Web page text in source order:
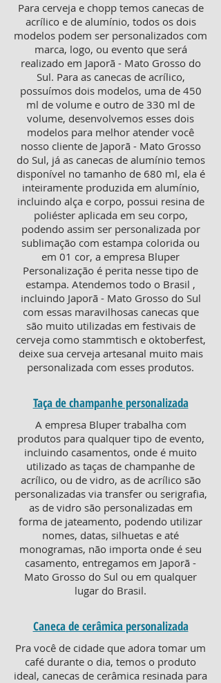
Para cerveja e chopp temos canecas de
acrílico e de alumínio, todos os dois
modelos podem ser personalizados com
marca, logo, ou evento que será
realizado em Japorã - Mato Grosso do
Sul. Para as canecas de acrílico,
possuímos dois modelos, uma de 450
ml de volume e outro de 330 ml de
volume, desenvolvemos esses dois
modelos para melhor atender você
nosso cliente de Japorã - Mato Grosso
do Sul, já as canecas de alumínio temos
disponível no tamanho de 680 ml, ela é
inteiramente produzida em alumínio,
incluindo alça e corpo, possui resina de
poliéster aplicada em seu corpo,
podendo assim ser personalizada por
sublimação com estampa colorida ou
em 01 cor, a empresa Bluper
Personalização é perita nesse tipo de
estampa. Atendemos todo o Brasil ,
incluindo Japorã - Mato Grosso do Sul
com essas maravilhosas canecas que
são muito utilizadas em festivais de
cerveja como stammtisch e oktoberfest,
deixe sua cerveja artesanal muito mais
personalizada com esses produtos.
Taça de champanhe personalizada
A empresa Bluper trabalha com
produtos para qualquer tipo de evento,
incluindo casamentos, onde é muito
utilizado as taças de champanhe de
acrílico, ou de vidro, as de acrílico são
personalizadas via transfer ou serigrafia,
as de vidro são personalizadas em
forma de jateamento, podendo utilizar
nomes, datas, silhuetas e até
monogramas, não importa onde é seu
casamento, entregamos em Japorã -
Mato Grosso do Sul ou em qualquer
lugar do Brasil.
Caneca de cerâmica personalizada
Pra você de cidade que adora tomar um
café durante o dia, temos o produto
ideal, canecas de cerâmica resinada para